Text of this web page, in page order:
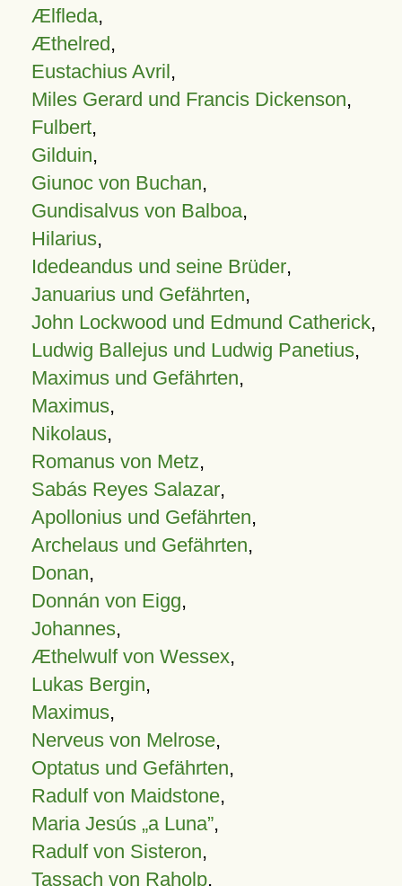
Ælfleda,
Æthelred,
Eustachius Avril,
Miles Gerard und Francis Dickenson,
Fulbert,
Gilduin,
Giunoc von Buchan,
Gundisalvus von Balboa,
Hilarius,
Idedeandus und seine Brüder,
Januarius und Gefährten,
John Lockwood und Edmund Catherick,
Ludwig Ballejus und Ludwig Panetius,
Maximus und Gefährten,
Maximus,
Nikolaus,
Romanus von Metz,
Sabás Reyes Salazar,
Apollonius und Gefährten,
Archelaus und Gefährten,
Donan,
Donnán von Eigg,
Johannes,
Æthelwulf von Wessex,
Lukas Bergin,
Maximus,
Nerveus von Melrose,
Optatus und Gefährten,
Radulf von Maidstone,
Maria Jesús „a Luna”,
Radulf von Sisteron,
Tassach von Raholp,